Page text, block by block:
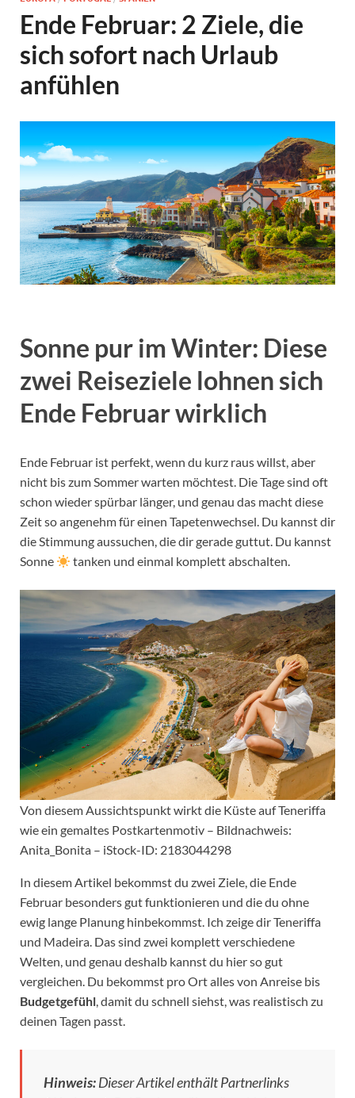
Ende Februar: 2 Ziele, die
sich sofort nach Urlaub
anfühlen
Sonne pur im Winter: Diese
zwei Reiseziele lohnen sich
Ende Februar wirklich
Ende Februar ist perfekt, wenn du kurz raus willst, aber
nicht bis zum Sommer warten möchtest. Die Tage sind oft
schon wieder spürbar länger, und genau das macht diese
Zeit so angenehm für einen Tapetenwechsel. Du kannst dir
die Stimmung aussuchen, die dir gerade guttut. Du kannst
Sonne
tanken und einmal komplett abschalten.
Von diesem Aussichtspunkt wirkt die Küste auf Teneriffa
wie ein gemaltes Postkartenmotiv – Bildnachweis:
Anita_Bonita – iStock-ID: 2183044298
In diesem Artikel bekommst du zwei Ziele, die Ende
Februar besonders gut funktionieren und die du ohne
ewig lange Planung hinbekommst. Ich zeige dir Teneriffa
und Madeira. Das sind zwei komplett verschiedene
Welten, und genau deshalb kannst du hier so gut
vergleichen. Du bekommst pro Ort alles von Anreise bis
Budgetgefühl, damit du schnell siehst, was realistisch zu
deinen Tagen passt.
Hinweis:Dieser Artikel enthält Partnerlinks